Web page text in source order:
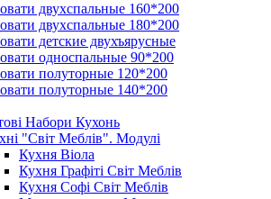
двухспальные 160*200
двухспальные 180*200
детские двухъярусные
односпальные 90*200
полуторные 120*200
полуторные 140*200
Набори Кухонь
"Світ Меблів". Модулі
Кухня Віола
Кухня Графіті Світ Меблів
Кухня Софі Світ Меблів